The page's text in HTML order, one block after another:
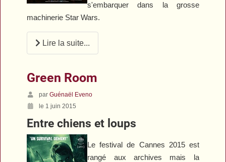
s'embarquer dans la grosse
machinerie Star Wars.
Lire la suite...
Green Room
parGuénaël Eveno
le 1 juin 2015
Entre chiens et loups
Le festival de Cannes 2015 est
rangé aux archives mais la